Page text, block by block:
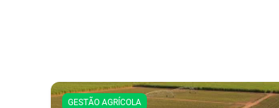
GESTÃO AGRÍCOLA